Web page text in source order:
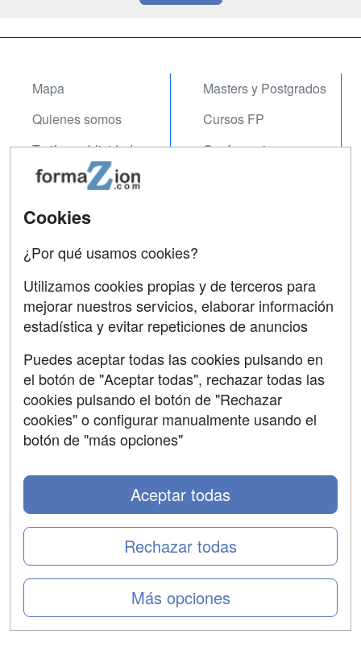
Mapa
Quienes somos
Tarifas publicidad
Acceso Usuarios
Acceso Centros
Masters y Postgrados
Cursos FP
Conferencias
Contactar
Confidencialidad
Aviso legal
Copyleft
Cookies
¿Por qué usamos cookies?
Utilizamos cookies propias y de terceros para
mejorar nuestros servicios, elaborar información
estadística y evitar repeticiones de anuncios
Puedes aceptar todas las cookies pulsando en
el botón de "Aceptar todas", rechazar todas las
cookies pulsando el botón de "Rechazar
cookies" o configurar manualmente usando el
botón de "más opciones"
Más opciones
Rechazar todas
Aceptar todas